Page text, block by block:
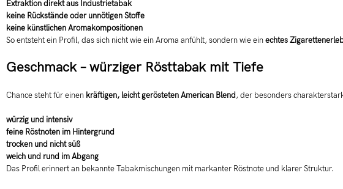
Extraktion direkt aus Industrietabak
keine Rückstände oder unnötigen Stoffe
keine künstlichen Aromakompositionen
So entsteht ein Profil, das sich nicht wie ein Aroma anfühlt, sondern wie einechtes
Geschmack – würziger Rösttabak mit Tiefe
Chance steht für einen kräftigen, leicht gerösteten American Blend, der besonders
würzig und intensiv
feine Röstnoten im Hintergrund
trocken und nicht süß
weich und rund im Abgang
Das Profil erinnert an bekannte Tabakmischungen mit markanter Röstnote und klarer Struktur.